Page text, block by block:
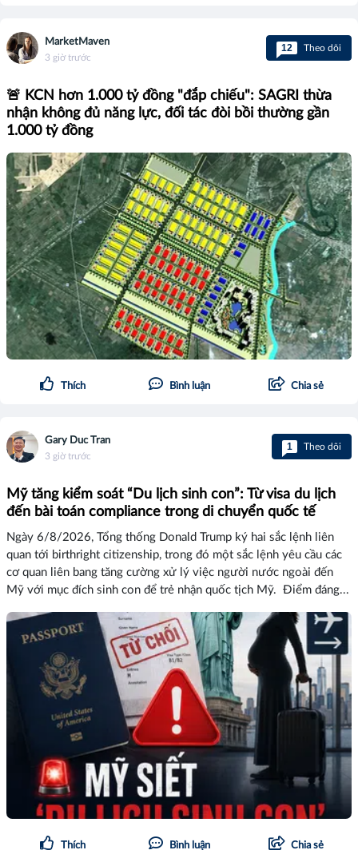
MarketMaven
3 giờ trước
12 Theo dõi
🚨 KCN hơn 1.000 tỷ đồng "đắp chiếu": SAGRI thừa
nhận không đủ năng lực, đối tác đòi bồi thường gần
1.000 tỷ đồng
Thích Bình luận Chia sẻ
Gary Duc Tran
3 giờ trước
1 Theo dõi
Mỹ tăng kiểm soát “Du lịch sinh con”: Từ visa du lịch
đến bài toán compliance trong di chuyển quốc tế
Ngày 6/8/2026, Tổng thống Donald Trump ký hai sắc lệnh liên
quan tới birthright citizenship, trong đó một sắc lệnh yêu cầu các
cơ quan liên bang tăng cường xử lý việc người nước ngoài đến
Mỹ với mục đích sinh con để trẻ nhận quốc tịch Mỹ. Điểm đáng...
Thích Bình luận Chia sẻ